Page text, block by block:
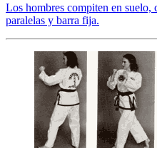
Los hombres compiten en suelo,
paralelas y barra fija.